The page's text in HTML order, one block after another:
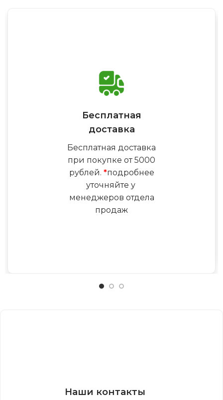
Бесплатная
доставка
Бесплатная доставка
при покупке от 5000
рублей. *подробнее
уточняйте у
менеджеров отдела
продаж
Наши контакты